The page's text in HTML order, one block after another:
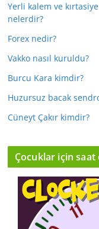
Yerli kalem ve
nelerdir?
Forex nedir?
Vakko nasıl kuruldu?
Burcu Kara kimdir?
Huzursuz bacak
Cüneyt Çakır kimdir?
Çocuklar için